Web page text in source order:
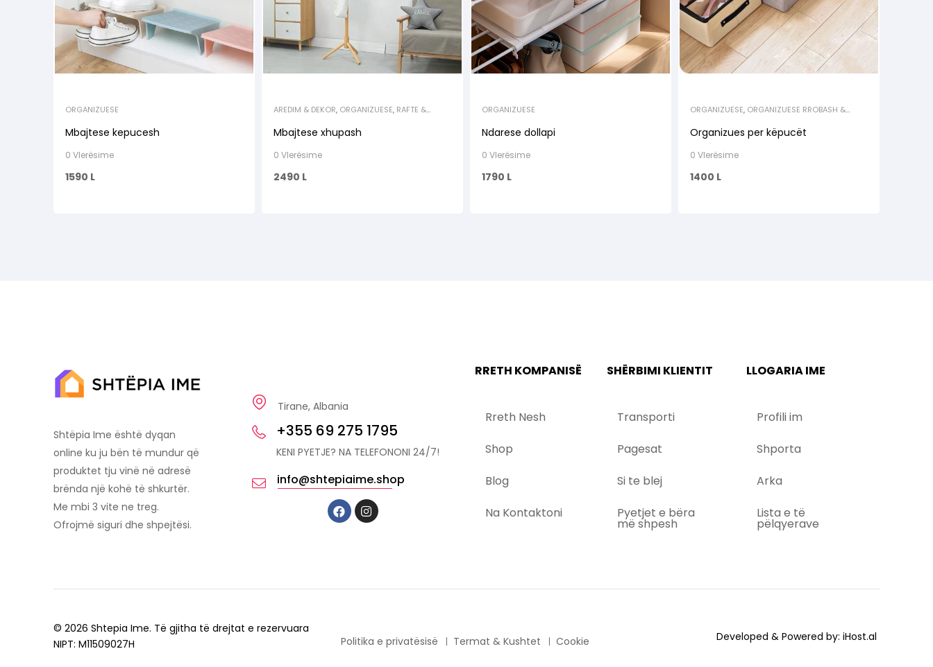
ORGANIZUESE
Mbajtese kepucesh
0 Vlerësime
1590 L
AREDIM & DEKOR, ORGANIZUESE, RAFTE &
Mbajtese xhupash
0 Vlerësime
2490 L
ORGANIZUESE
Ndarese dollapi
0 Vlerësime
1790 L
ORGANIZUESE, ORGANIZUESE RROBASH &
Organizues per këpucët
0 Vlerësime
1400 L
Shtëpia Ime është dyqan
online ku ju bën të mundur që
produktet tju vinë në adresë
brënda një kohë të shkurtër.
Me mbi 3 vite ne treg.
Ofrojmë siguri dhe shpejtësi.
Tirane, Albania
+355 69 275 1795
KENI PYETJE? NA TELEFONONI 24/7!
info@shtepiaime.shop
RRETH KOMPANISË
Rreth Nesh
Shop
Blog
Na Kontaktoni
SHËRBIMI KLIENTIT
Transporti
Pagesat
Si te blej
Pyetjet e bëra
më shpesh
LLOGARIA IME
Profili im
Shporta
Arka
Lista e të
pëlqyerave
© 2026 Shtepia Ime. Të gjitha të drejtat e rezervuara
NIPT: M11509027H
Politika e privatësisë Termat & Kushtet Cookie Developed & Powered by: iHost.al